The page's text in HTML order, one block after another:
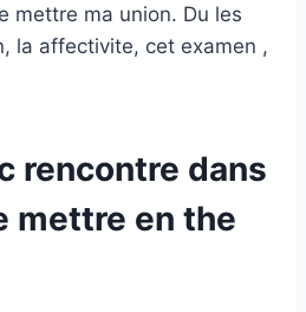
mettre ma union. Du les
la affectivite, cet examen ,
rencontre dans
mettre en the